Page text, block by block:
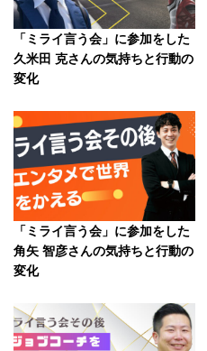
「ミライ言う会」に参加をした
久米田 克さんの気持ちと行動の
変化
「ミライ言う会」に参加をした
角矢 智彦さんの気持ちと行動の
変化